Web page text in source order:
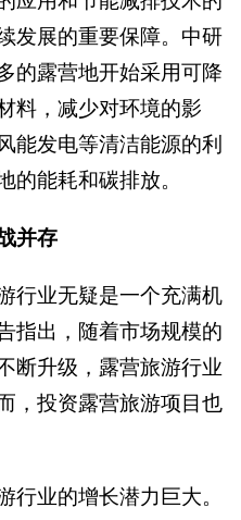
发展的重要保障。中研
的露营地开始采用可降
料，减少对环境的影
能发电等清洁能源的利
的能耗和碳排放。
并存
行业无疑是一个充满机
指出，随着市场规模的
断升级，露营旅游行业
，投资露营旅游项目也
行业的增长潜力巨大。